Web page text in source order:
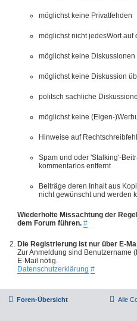
möglichst keine Privatfehden
möglichst nicht jedesWort auf
möglichst keine
möglichst keine Diskussion
politsch sachliche
möglichst keine (Eigen-
Hinweise auf
Spam und oder 'Stalking'-
kommentarlos entfernt
Beiträge deren Inhalt aus
nicht gewünscht und werden
Wiederholte Missachtung der
dem Forum führen. #
Die Registrierung ist nur über E-
Zur Anmeldung sind Benutzername
E-Mail nötig.
Datenschutzerklärung #
Foren-Übersicht Alle